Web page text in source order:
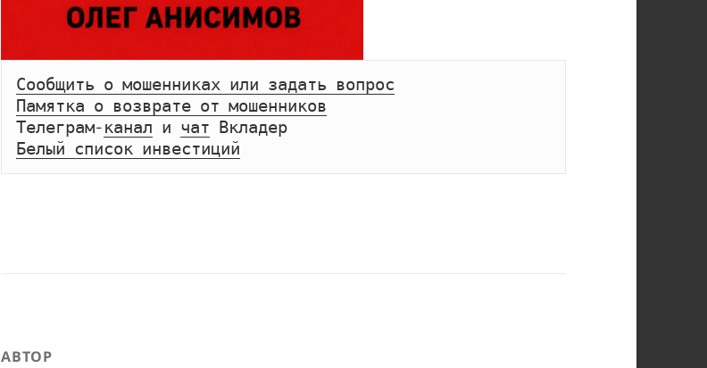
Сообщить о мошенниках или задать вопрос
Памятка о возврате от мошенников
Телеграм- канал и чат
Вкладер
Белый список инвестиций
АВТОР